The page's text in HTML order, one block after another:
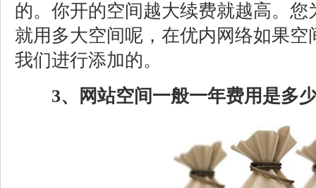
的。你开的空间越大续费就越高。
就用多大空间呢，在优内网络如果
我们进行添加的。
3、网站空间一般一年费用是多